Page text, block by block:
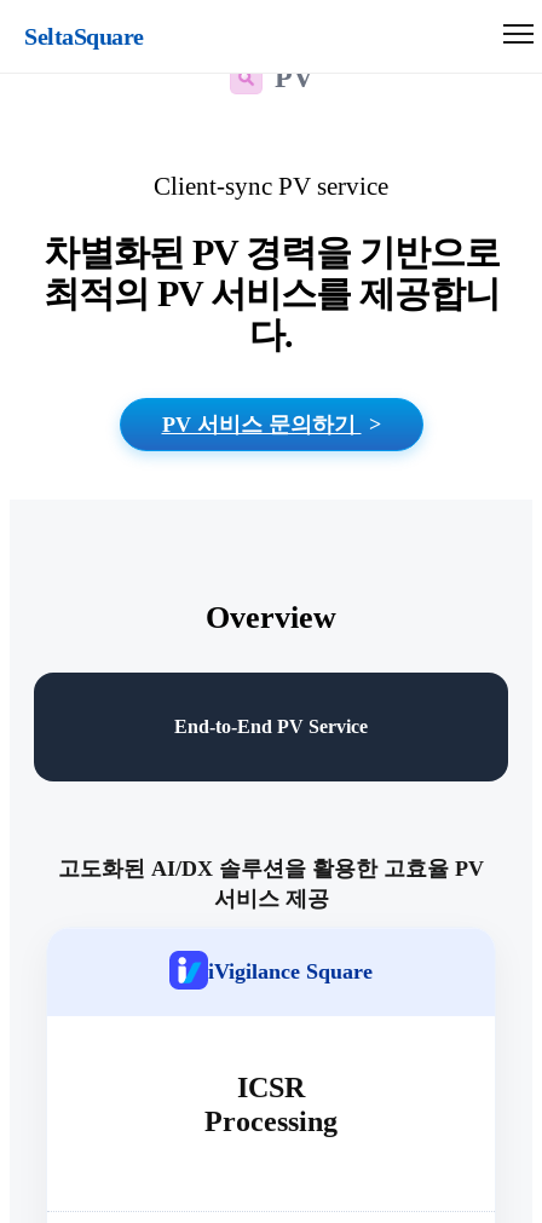
SeltaSquare
PV
Client-sync PV service
차별화된 PV 경력을 기반으로
최적의 PV 서비스를 제공합니
다.
PV 서비스 문의하기 >
Overview
End-to-End PV Service
고도화된 AI/DX 솔루션을 활용한 고효율 PV
서비스 제공
ICSR
Processing
iVigilance Square